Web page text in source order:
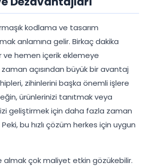
kodlama ve tasarım
anlamına gelir. Birkaç dakika
ve hemen içerik eklemeye
açısından büyük bir avantaj
zihinlerini başka önemli işlere
ürünlerinizi tanıtmak veya
geliştirmek için daha fazla zaman
bu hızlı çözüm herkes için uygun
almak çok maliyet etkin gözükebilir.